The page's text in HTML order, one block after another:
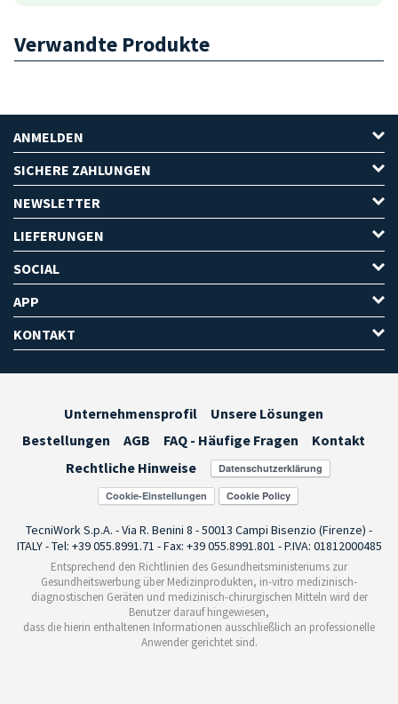
Verwandte Produkte
ANMELDEN
SICHERE ZAHLUNGEN
NEWSLETTER
LIEFERUNGEN
SOCIAL
APP
KONTAKT
Unternehmensprofil
Unsere Lösungen
Bestellungen
AGB FAQ - Häufige Fragen
Kontakt
Rechtliche Hinweise
Cookie-Einstellungen
TecniWork S.p.A. - Via R. Benini 8 - 50013 Campi Bisenzio (Firenze) -
ITALY - Tel: +39 055.8991.71 - Fax: +39 055.8991.801 - P.IVA: 01812000485
Entsprechend den Richtlinien des Gesundheitsministeriums zur
Gesundheitswerbung über Medizinprodukten, in-vitro medizinisch-
diagnostischen Geräten und medizinisch-chirurgischen Mitteln wird der
Benutzer darauf hingewiesen,
dass die hierin enthaltenen Informationen ausschließlich an professionelle
Anwender gerichtet sind.